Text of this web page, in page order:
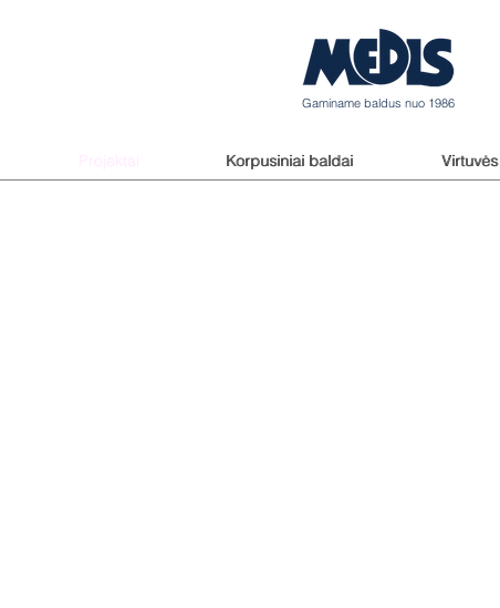
Gaminame baldus nuo 1986
Korpusiniai baldai Virtuvės
Korpusiniai baldai Virtuvės